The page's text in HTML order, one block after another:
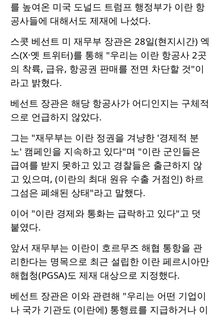
를 높여온 미국 도널드 트럼프 행정부가 이란 항
공사들에 대해서도 제재에 나섰다.
스콧 베선트 미 재무부 장관은 28일(현지시간) 엑
스(X·옛 트위터)를 통해 "우리는 이란 항공사 2곳
의 착륙, 급유, 항공권 판매를 전면 차단할 것"이
라고 밝혔다.
베선트 장관은 해당 항공사가 어디인지는 구체적
으로 언급하지 않았다.
그는 "재무부는 이란 정권을 겨냥한 '경제적 분
노' 캠페인을 지속하고 있다"며 "이란 군인들은
급여를 받지 못하고 있고 경찰들은 출근하지 않
고 있으며, (이란의 최대 원유 수출 거점인) 하르
그섬은 폐쇄된 상태"라고 말했다.
이어 "이란 경제와 통화는 급락하고 있다"고 덧
붙였다.
앞서 재무부는 이란이 호르무즈 해협 통항을 관
리한다는 명목으로 최근 설립한 이란 페르시아만
해협청(PGSA)도 제재 대상으로 지정했다.
베선트 장관은 이와 관련해 "우리는 어떤 기업이
나 국가 기관도 (이란에) 통행료를 지급하거나 이